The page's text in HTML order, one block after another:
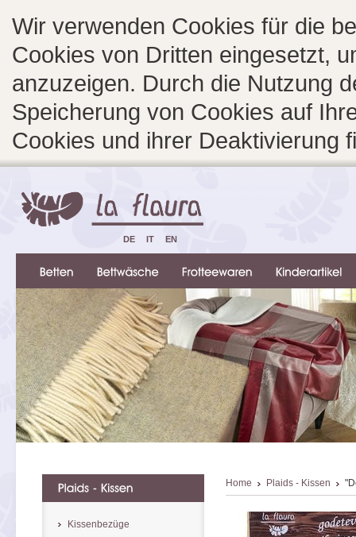
Wir verwenden Cookies für die
Cookies von Dritten eingesetzt,
anzuzeigen. Durch die Nutzung
Speicherung von Cookies auf
Cookies und ihrer Deaktivierung
Home Plaids - Kissen
Kissenbezüge
DE IT EN